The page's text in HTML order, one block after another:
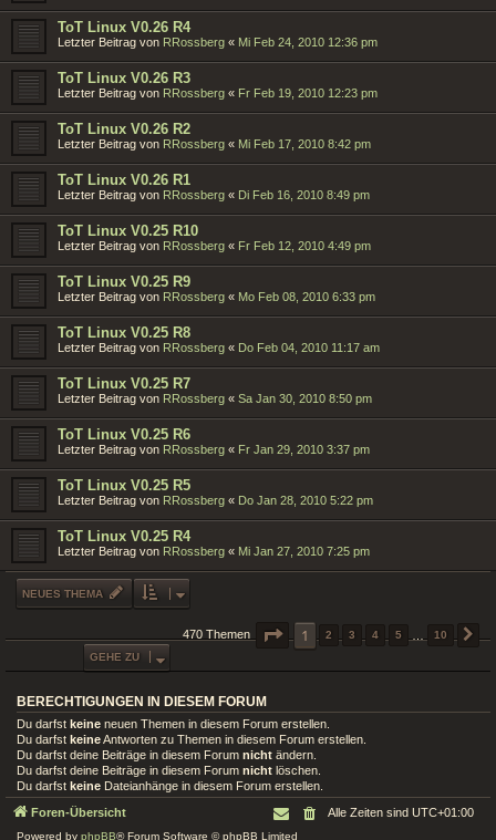
ToT Linux V0.26 R4
Letzter Beitrag von RRossberg « Mi Feb 24, 2010 12:36 pm
ToT Linux V0.26 R3
Letzter Beitrag von RRossberg « Fr Feb 19, 2010 12:23 pm
ToT Linux V0.26 R2
Letzter Beitrag von RRossberg « Mi Feb 17, 2010 8:42 pm
ToT Linux V0.26 R1
Letzter Beitrag von RRossberg « Di Feb 16, 2010 8:49 pm
ToT Linux V0.25 R10
Letzter Beitrag von RRossberg « Fr Feb 12, 2010 4:49 pm
ToT Linux V0.25 R9
Letzter Beitrag von RRossberg « Mo Feb 08, 2010 6:33 pm
ToT Linux V0.25 R8
Letzter Beitrag von RRossberg « Do Feb 04, 2010 11:17 am
ToT Linux V0.25 R7
Letzter Beitrag von RRossberg « Sa Jan 30, 2010 8:50 pm
ToT Linux V0.25 R6
Letzter Beitrag von RRossberg « Fr Jan 29, 2010 3:37 pm
ToT Linux V0.25 R5
Letzter Beitrag von RRossberg « Do Jan 28, 2010 5:22 pm
ToT Linux V0.25 R4
Letzter Beitrag von RRossberg « Mi Jan 27, 2010 7:25 pm
NEUES THEMA
470 Themen SEITE 1VON
1 2 3 4 5 10
GEHE ZU
BERECHTIGUNGEN IN DIESEM FORUM
Du darfst keine neuen Themen in diesem Forum erstellen.
Du darfst keineAntworten zu Themen in diesem Forum erstellen.
Du darfst deine Beiträge in diesem Forum nicht ändern.
Du darfst deine Beiträge in diesem Forum nicht löschen.
Du darfst keine Dateianhänge in diesem Forum erstellen.
Foren-Übersicht Alle Zeiten sind UTC+01:00
Powered by phpBB® Forum Software © phpBB Limited